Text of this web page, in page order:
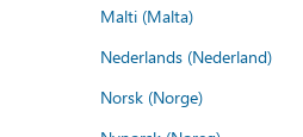
Malti (Malta)
Nederlands (Nederland)
Norsk (Norge)